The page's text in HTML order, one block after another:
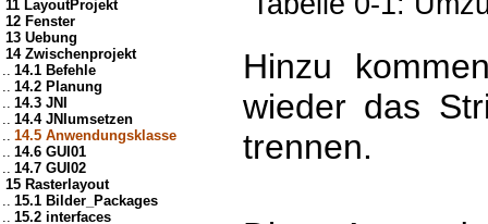
11 LayoutProjekt
12 Fenster
13 Uebung
14 Zwischenprojekt
.. 14.1 Befehle
.. 14.2 Planung
.. 14.3 JNI
.. 14.4 JNIumsetzen
.. 14.5 Anwendungsklasse
.. 14.6 GUI01
.. 14.7 GUI02
15 Rasterlayout
.. 15.1 Bilder_Packages
.. 15.2 interfaces
Hinzu
wieder das
trennen.